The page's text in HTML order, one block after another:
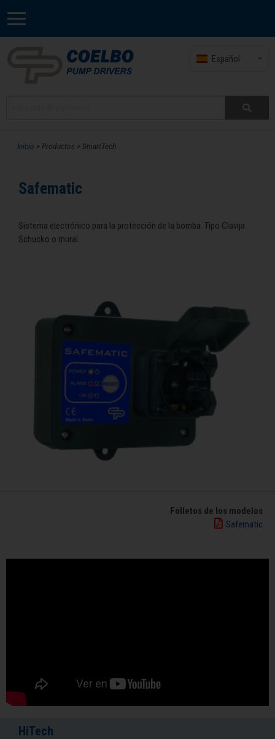
Español
Inicio > Productos > SmartTech
Safematic
Sistema electrónico para la protección de la bomba. Tipo Clavija
Schucko o mural.
Folletos de los modelos
Safematic
HiTech